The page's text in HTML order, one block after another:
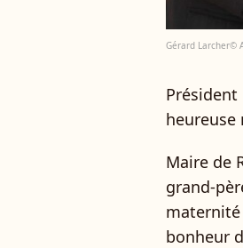
Gérard Larcher©
Président
heureuse
Maire de
grand-
bonheur